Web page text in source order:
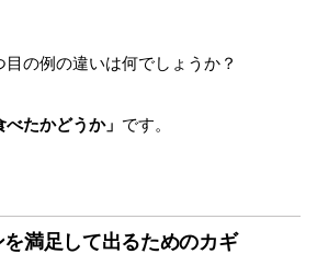
の例の違いは何でしょうか？
べたかどうか」 です。
を満足して出るためのカギ